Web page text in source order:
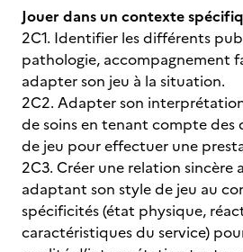
Jouer dans un contexte
2C1. Identifier les différents
pathologie, accompagnement
adapter son jeu à la situation.
2C2. Adapter son
de soins en tenant compte
de jeu pour effectuer une
2C3. Créer une relation sincère
adaptant son style de jeu au
spécificités (état physique,
caractéristiques du service)